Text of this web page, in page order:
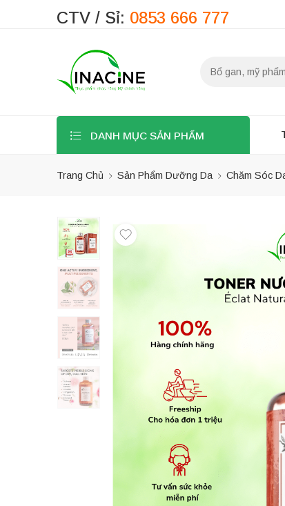
CTV / Sỉ: 0853 666 777
DANH MỤC SẢN PHẨM
Trang Chủ Sản Phẩm Dưỡng Da Chăm Sóc